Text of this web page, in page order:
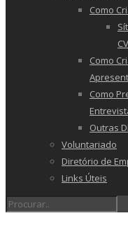
Como
CV
Como
Como
Outras
Voluntariado
Diretório de
Links Úteis